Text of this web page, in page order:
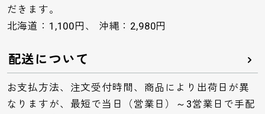
だきます。
北海道：1,100円、 沖縄：2,980円
配送について
お支払方法、注文受付時間、商品により出荷日が異
なりますが、最短で当日（営業日）～3営業日で手配